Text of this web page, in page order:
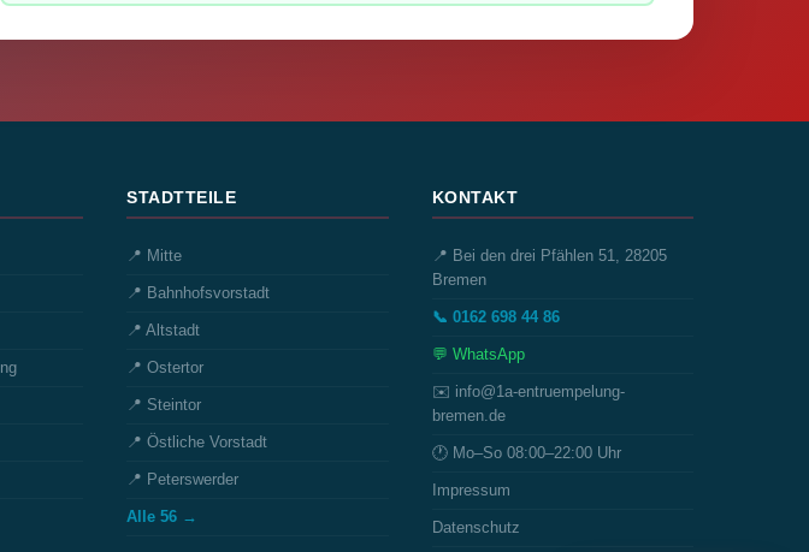
STADTTEILE
📍 Mitte
📍 Bahnhofsvorstadt
📍 Altstadt
📍 Ostertor
📍 Steintor
📍 Östliche Vorstadt
📍 Peterswerder
Alle 56 →
KONTAKT
📍 Bei den drei Pfählen 51, 28205
Bremen
📞 0162 698 44 86
💬 WhatsApp
✉️ info@1a-entruempelung-
bremen.de
🕐 Mo–So 08:00–22:00 Uhr
Impressum
Datenschutz